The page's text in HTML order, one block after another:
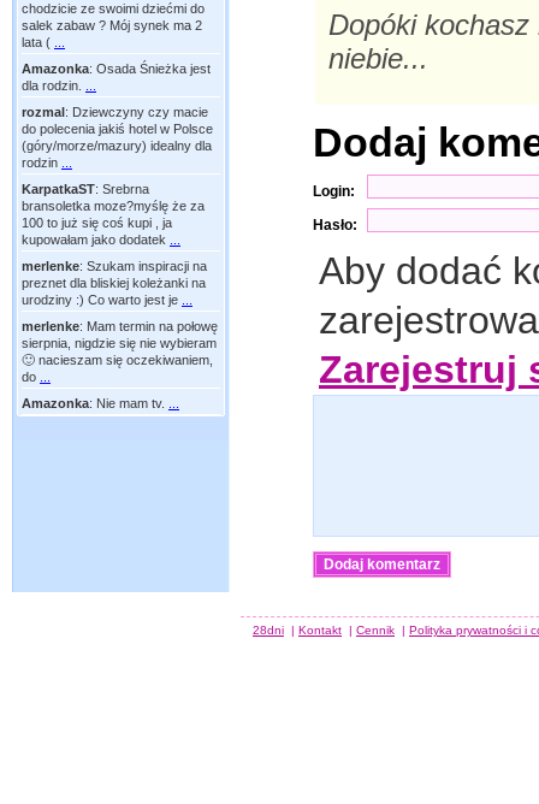
chodzicie ze swoimi dziećmi do
salek zabaw ? Mój synek ma 2
lata (
Amazonka: Osada Śnieżka jest
dla rodzin.
rozmal: Dziewczyny czy macie
do polecenia jakiś hotel w Polsce
(góry/morze/mazury) idealny dla
rodzin
KarpatkaST: Srebrna
bransoletka moze?myślę że za
100 to już się coś kupi , ja
kupowałam jako dodatek
merlenke: Szukam inspiracji na
preznet dla bliskiej koleżanki na
urodziny :) Co warto jest je
merlenke: Mam termin na połowę
sierpnia, nigdzie się nie wybieram
🙂 nacieszam się oczekiwaniem,
do
Amazonka: Nie mam tv.
Dopóki kochasz
niebie...
Dodaj
Login:
Hasło:
Aby dodać
Zarejestruj
28dni | Kontakt | Cennik | Polityka prywatności i